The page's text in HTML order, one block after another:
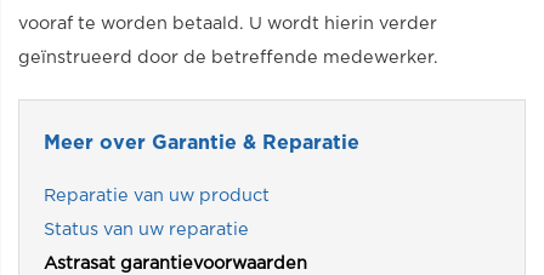
vooraf te worden betaald. U wordt hierin verder
geïnstrueerd door de betreffende medewerker.
Meer over Garantie & Reparatie
Reparatie van uw product
Status van uw reparatie
Astrasat garantievoorwaarden